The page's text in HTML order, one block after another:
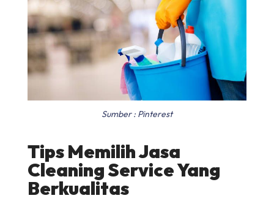
Sumber : Pinterest
Tips Memilih Jasa
Cleaning Service Yang
Berkualitas